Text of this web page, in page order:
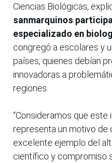
Ciencias Biológicas,
sanmarquinos
especializado en
congregó a escolares y
países, quienes debían
innovadoras a
regiones.
“Consideramos que
representa un motivo de
excelente ejemplo del
científico y compromiso